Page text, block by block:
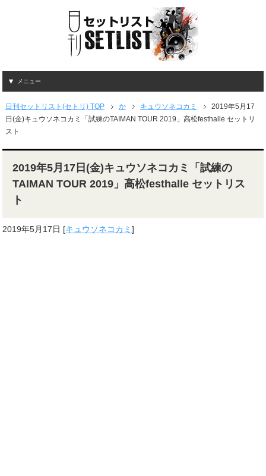
メニュー
日刊セットリスト(セトリ) TOP か キュウソネコカミ
2019年5月17
日(金)キュウソネコカミ「試練のTAIMAN TOUR 2019」高松festhalle セットリ
スト
2019年5月17日(金)キュウソネコカミ「試練の
TAIMAN TOUR 2019」高松festhalle セットリス
ト
2019年5月17日 [キュウソネコカミ]